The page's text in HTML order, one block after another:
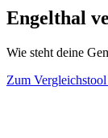
Engelthal
Wie steht deine
Zum